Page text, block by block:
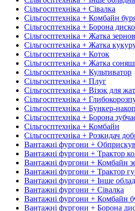
Сільгосптехніка + Сівалка
Сільгосптехніка + Комбайн
Сільгосптехніка + Борона
Сільгосптехніка + Жатка
Сільгосптехніка + Жатка
Сільгосптехніка + Коток
Сільгосптехніка + Жатка
Сільгосптехніка + Культиватор
Сільгосптехніка + Плуг
Сільгосптехніка + Візок для
Сільгосптехніка +
Сільгосптехніка + Бункер-
Сільгосптехніка + Борона
Сільгосптехніка + Комбайн
Сільгосптехніка + Розкидач
Вантажні фургони +
Вантажні фургони + Трактор
Вантажні фургони + Комбайн
Вантажні фургони + Трактор
Вантажні фургони + Інше
Вантажні фургони + Сівалка
Вантажні фургони + Комбайн
Вантажні фургони + Борона